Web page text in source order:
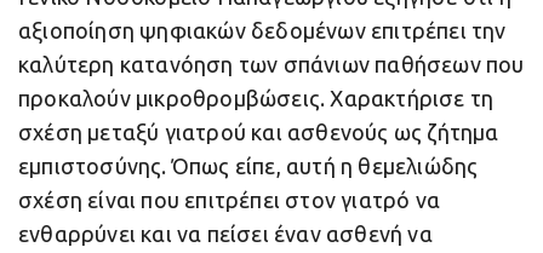
αξιοποίηση ψηφιακών δεδομένων επιτρέπει την
καλύτερη κατανόηση των σπάνιων παθήσεων που
προκαλούν μικροθρομβώσεις. Χαρακτήρισε τη
σχέση μεταξύ γιατρού και ασθενούς ως ζήτημα
εμπιστοσύνης. Όπως είπε, αυτή η θεμελιώδης
σχέση είναι που επιτρέπει στον γιατρό να
ενθαρρύνει και να πείσει έναν ασθενή να